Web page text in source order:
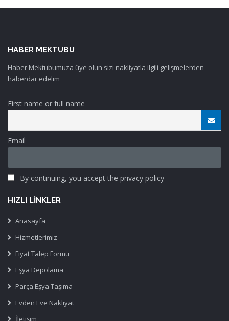
HABER MEKTUBU
Haber Mektubumuza üye olun sizi nakliyatla ilgili gelişmelerden
haberdar edelim
First name or full name
Email
By continuing, you accept the privacy policy
HIZLI LINKLER
Anasayfa
Hizmetlerimiz
Fiyat Talep Formu
Eşya Depolama
Parça Eşya Taşıma
Evden Eve Nakliyat
İletişim